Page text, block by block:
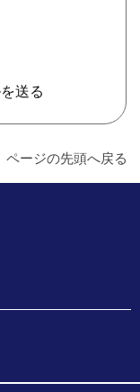
送る
ページの先頭へ戻る